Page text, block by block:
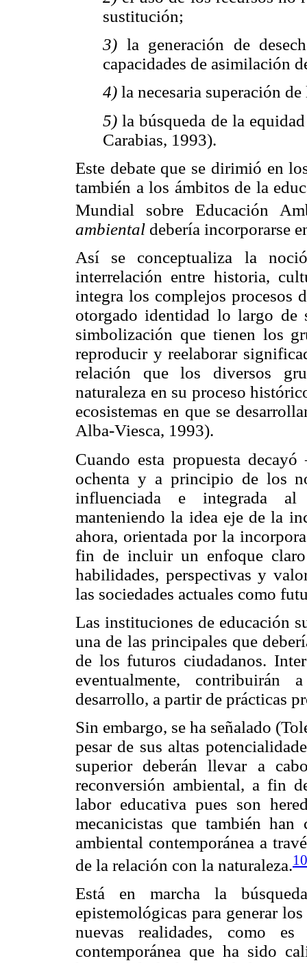
sustitución;
3) la generación de
capacidades de asimilación
4) la necesaria superación
5) la búsqueda de la
Carabias, 1993).
Este debate que se dirimió en
también a los ámbitos de la
Mundial sobre Educación
ambiental debería incorporarse
Así se conceptualiza la
interrelación entre historia,
integra los complejos procesos
otorgado identidad lo largo de
simbolización que tienen los
reproducir y reelaborar
relación que los diversos
naturaleza en su proceso
ecosistemas en que se
Alba-Viesca, 1993).
Cuando esta propuesta
ochenta y a principio de los
influenciada e integrada al
manteniendo la idea eje de la
ahora, orientada por la
fin de incluir un enfoque
habilidades, perspectivas y
las sociedades actuales como
Las instituciones de educación
una de las principales que
de los futuros ciudadanos.
eventualmente,
desarrollo, a partir de prácticas
Sin embargo, se ha señalado
pesar de sus altas
superior deberán llevar a
reconversión ambiental, a fin
labor educativa pues son
mecanicistas que también
ambiental contemporánea a
de la relación con la naturaleza.10
Está en marcha la
epistemológicas para generar
nuevas realidades, como
contemporánea que ha sido